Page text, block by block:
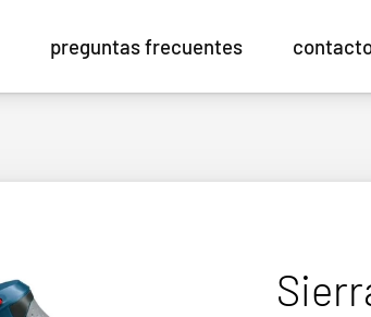
preguntas frecuentes